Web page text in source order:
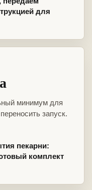
для
минимум для
запуск.
пекарни:
комплект